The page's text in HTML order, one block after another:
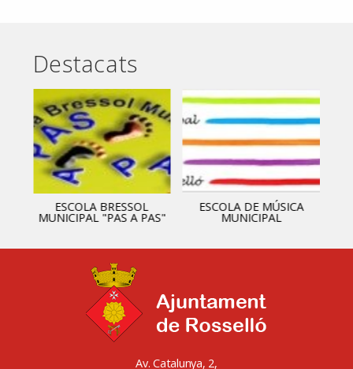
Destacats
ESCOLA BRESSOL
MUNICIPAL "PAS A PAS"
ESCOLA DE MÚSICA
MUNICIPAL
Av. Catalunya, 2,